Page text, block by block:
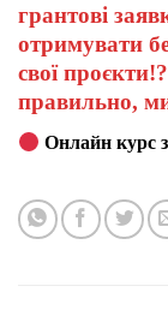
грантові
отримувати
свої
правильно,
Онлайн курс